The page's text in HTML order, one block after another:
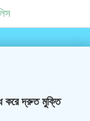
করে দ্রুত মুক্তি